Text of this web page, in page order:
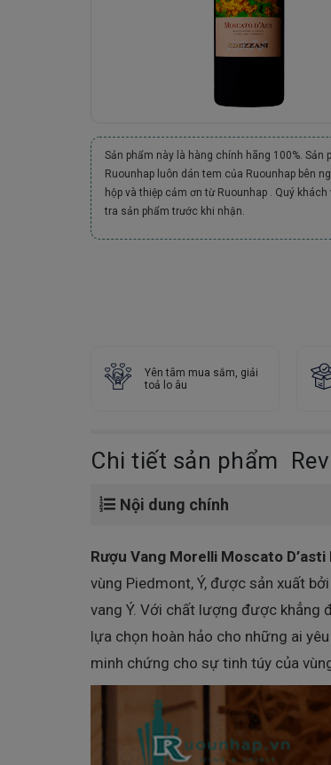
Sản phẩm này là hàng chính hãng 100%. Sản
Ruounhap luôn dán tem của Ruounhap bên
hộp và thiệp cảm ơn từ Ruounhap . Quý khách
tra sản phẩm trước khi nhận.
Yên tâm mua sắm, giải
toả lo âu
Chi tiết sản phẩm
Nội dung chính
Rượu Vang Morelli Moscato D’asti
vùng Piedmont, Ý, được sản xuất
vang Ý. Với chất lượng được khẳng
lựa chọn hoàn hảo cho những ai
minh chứng cho sự tinh túy của